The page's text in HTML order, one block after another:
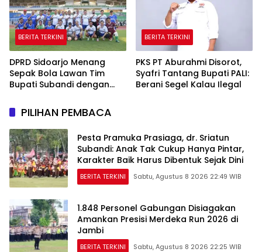
BERITA TERKINI
DPRD Sidoarjo Menang
Sepak Bola Lawan Tim
Bupati Subandi dengan
BERITA TERKINI
PKS PT Aburahmi Disorot,
Syafri Tantang Bupati PALI:
Berani Segel Kalau Ilegal
PILIHAN PEMBACA
Pesta Pramuka Prasiaga, dr. Sriatun
Subandi: Anak Tak Cukup Hanya Pintar,
Karakter Baik Harus Dibentuk Sejak Dini
BERITA TERKINI Sabtu, Agustus 8 2026 22:49 WIB
1.848 Personel Gabungan Disiagakan
Amankan Presisi Merdeka Run 2026 di
Jambi
BERITA TERKINI Sabtu, Agustus 8 2026 22:25 WIB